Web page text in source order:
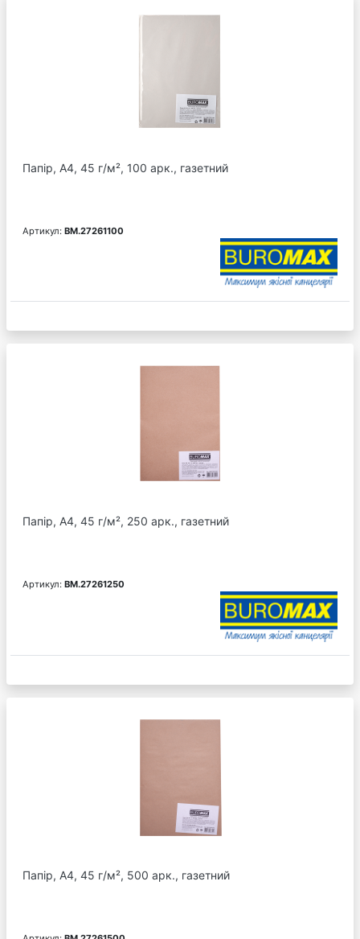
Папір, А4, 45 г/м², 100 арк., газетний
Артикул: BM.27261100
Папір, А4, 45 г/м², 250 арк., газетний
Артикул: BM.27261250
Папір, А4, 45 г/м², 500 арк., газетний